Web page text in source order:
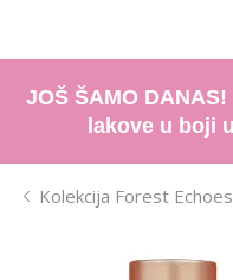
JOŠ ŠAMO
lakove u boji
Kolekcija Forest Echoes